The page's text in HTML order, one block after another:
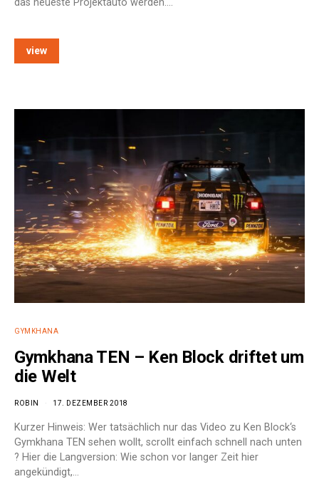
das neueste Projektauto werden.…
view
GYMKHANA
Gymkhana TEN – Ken Block driftet um
die Welt
ROBIN 17. DEZEMBER 2018
Kurzer Hinweis: Wer tatsächlich nur das Video zu Ken Block‘s
Gymkhana TEN sehen wollt, scrollt einfach schnell nach unten
? Hier die Langversion: Wie schon vor langer Zeit hier
angekündigt,…